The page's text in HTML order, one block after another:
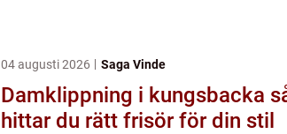
04 augusti 2026 Saga Vinde
Damklippning i kungsbacka så
hittar du rätt frisör för din stil